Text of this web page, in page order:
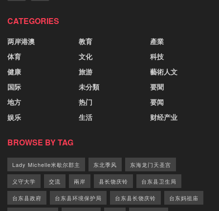
CATEGORIES
两岸港澳
体育
健康
国际
地方
娱乐
教育
文化
旅游
未分類
热门
生活
產業
科技
藝術人文
要聞
要闻
财经产业
BROWSE BY TAG
Lady Michelle米歇尔郡主 东北季风 东海龙门天圣宫
义守大学 交流 兩岸 县长饶庆铃 台东县卫生局
台东县政府 台东县环境保护局 台东县长饶庆铃 台东妈祖庙